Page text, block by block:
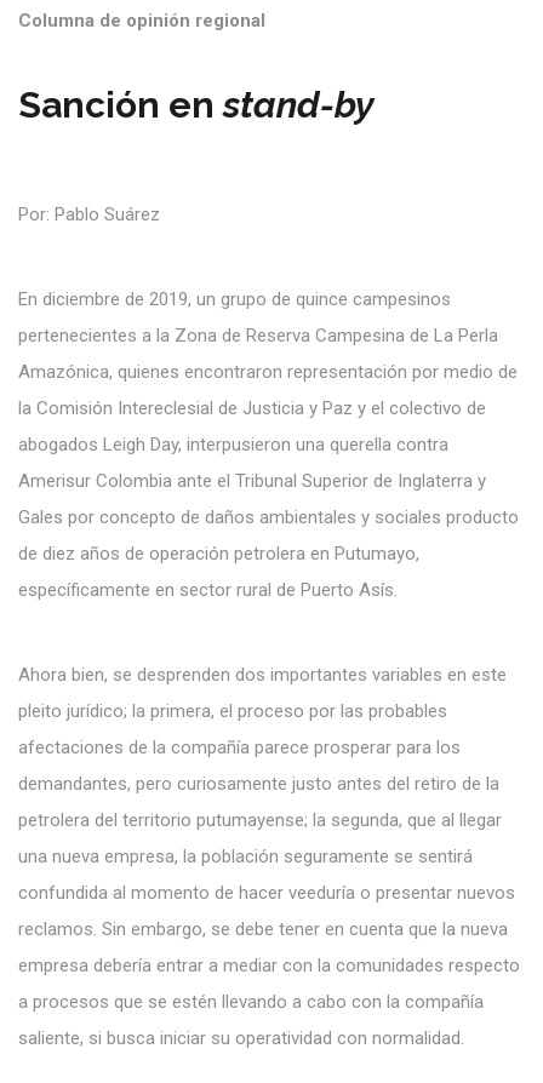
Columna de opinión regional
Sanción enstand-by
Por: Pablo Suárez
En diciembre de 2019, un grupo de quince campesinos
pertenecientes a la Zona de Reserva Campesina de La Perla
Amazónica, quienes encontraron representación por medio de
la Comisión Intereclesial de Justicia y Paz y el colectivo de
abogados Leigh Day, interpusieron una querella contra
Amerisur Colombia ante el Tribunal Superior de Inglaterra y
Gales por concepto de daños ambientales y sociales producto
de diez años de operación petrolera en Putumayo,
específicamente en sector rural de Puerto Asís.
Ahora bien, se desprenden dos importantes variables en este
pleito jurídico; la primera, el proceso por las probables
afectaciones de la compañía parece prosperar para los
demandantes, pero curiosamente justo antes del retiro de la
petrolera del territorio putumayense; la segunda, que al llegar
una nueva empresa, la población seguramente se sentirá
confundida al momento de hacer veeduría o presentar nuevos
reclamos. Sin embargo, se debe tener en cuenta que la nueva
empresa debería entrar a mediar con la comunidades respecto
a procesos que se estén llevando a cabo con la compañía
saliente, si busca iniciar su operatividad con normalidad.